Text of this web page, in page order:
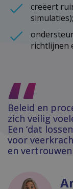
creëert
simulaties);
richtlijnen
Beleid en
zich veilig
Een ‘dat
voor
en